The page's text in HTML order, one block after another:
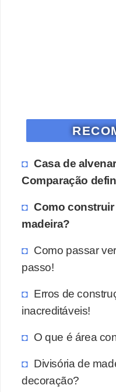
Casa de
Comparação
Como
madeira?
Como passar
passo!
Erros de
inacreditáveis!
O que é área
Divisória de
decoração?